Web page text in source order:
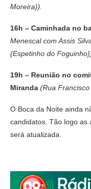
Moreira}).
16h – Caminhada no
Menescal com Assis
{Espetinho do
19h – Reunião no
Miranda (Rua Francisco
O Boca da Noite ainda
candidatos. Tão logo as
será atualizada.